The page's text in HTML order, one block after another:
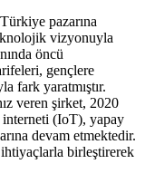
pazarına
vizyonuyla
öncü
gençlere
fark yaratmıştır.
veren şirket, 2020
interneti (IoT), yapay
devam etmektedir.
birleştirerek